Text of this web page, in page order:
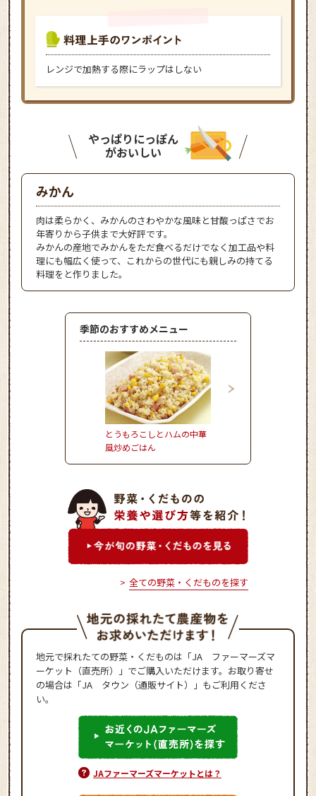
レンジで加熱する際にラップはしない
やっぱりにっぽん
がおいしい
みかん
肉は柔らかく、みかんのさわやかな風味と甘酸っぱさでお
年寄りから子供まで大好評です。
みかんの産地でみかんをただ食べるだけでなく加工品や料
理にも幅広く使って、これからの世代にも親しみの持てる
料理をと作りました。
季節のおすすめメニュー
とうもろこしとハムの中華
風炒めごはん
きゅうりとタコのさわ
全ての野菜・くだものを探す
地元で採れたての野菜・くだものは「JA ファーマーズマ
ーケット（直売所）」でご購入いただけます。お取り寄せ
の場合は「JA タウン（通販サイト）」もご利用くださ
い。
JAファーマーズマーケットとは？